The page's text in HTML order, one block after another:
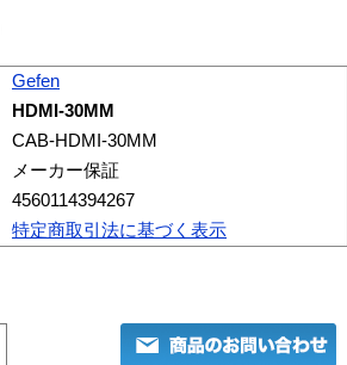
Gefen
HDMI-30MM
CAB-HDMI-30MM
メーカー保証
4560114394267
特定商取引法に基づく表示